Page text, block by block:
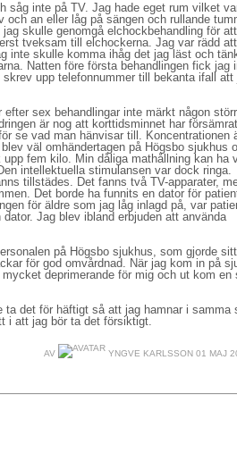
såg inte på TV. Jag hade eget rum vilket
an eller låg på sängen och rullande
skulle genomgå elchockbehandling för att
tveksam till elchockerna. Jag var rädd att
inte skulle komma ihåg det jag läst och
Natten före första behandlingen fick jag
upp telefonnummer till bekanta ifall att
sex behandlingar inte märkt någon
är nog att korttidsminnet har
se vad man hänvisar till. Koncentrationen
väl omhändertagen på Högsbo sjukhus
fem kilo. Min dåliga mathållning kan ha
intellektuella stimulansen var dock ringa.
tillstädes. Det fanns två TV-apparater,
Det borde ha funnits en dator för
för äldre som jag låg inlagd på, var
Jag blev ibland erbjuden att använda
på Högsbo sjukhus, som gjorde
för god omvårdnad. När jag kom in på
deprimerande för mig och ut kom en
ta det för häftigt så att jag hamnar i samma
i att jag bör ta det försiktigt.
AV YNGVE KARLSSON 01 MAJ